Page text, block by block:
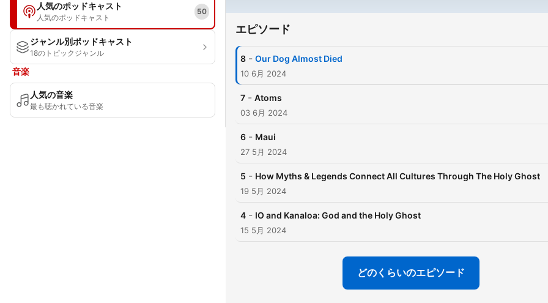
人気のポッドキャスト
人気のポッドキャスト
50
ジャンル別ポッドキャスト
18のトピックジャンル
音楽
人気の音楽
最も聴かれている音楽
we are all Indigenous to.
エピソード
8 - Our Dog Almost Died
10 6月 2024
7 - Atoms
03 6月 2024
6 - Maui
27 5月 2024
5 - How Myths & Legends Connect All Cultures Through The Holy Ghost
19 5月 2024
4 - IO and Kanaloa: God and the Holy Ghost
15 5月 2024
どのくらいのエピソード